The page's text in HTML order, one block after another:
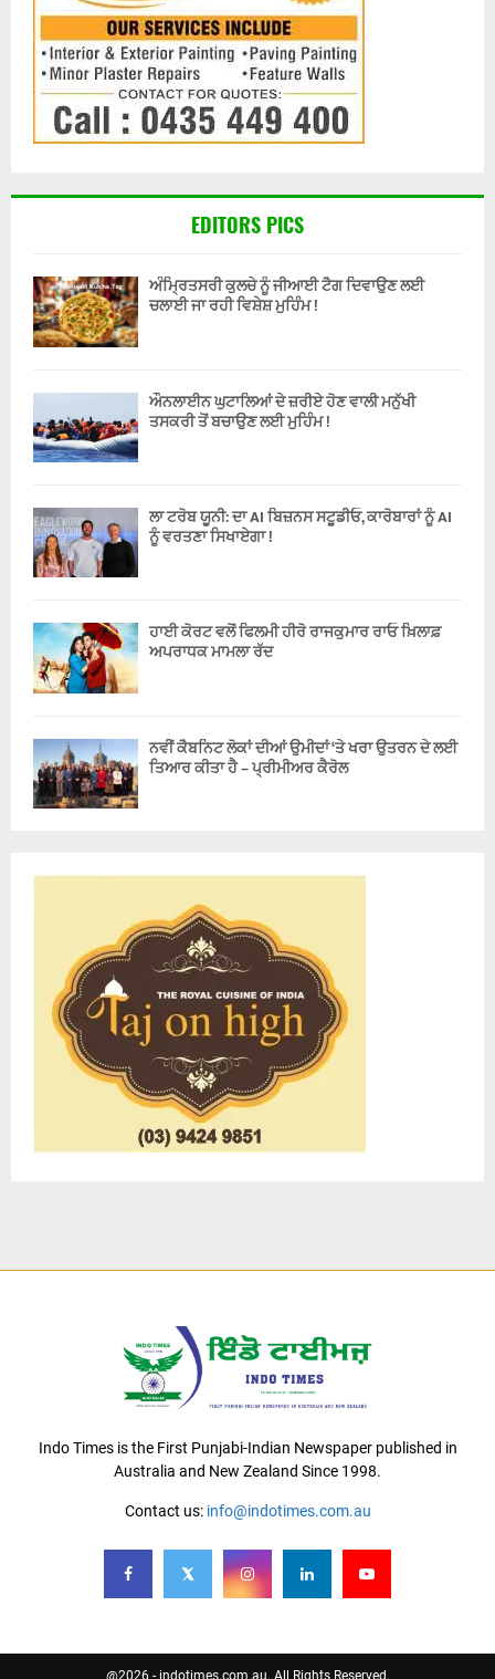
EDITORS PICS
ਅੰਮ੍ਰਿਤਸਰੀ ਕੁਲਚੇ ਨੂੰ ਜੀਆਈ ਟੈਗ ਦਿਵਾਉਣ ਲਈ
ਚਲਾਈ ਜਾ ਰਹੀ ਵਿਸ਼ੇਸ਼ ਮੁਹਿੰਮ !
ਔਨਲਾਈਨ ਘੁਟਾਲਿਆਂ ਦੇ ਜ਼ਰੀਏ ਹੋਣ ਵਾਲੀ ਮਨੁੱਖੀ
ਤਸਕਰੀ ਤੋਂ ਬਚਾਉਣ ਲਈ ਮੁਹਿੰਮ !
ਲਾ ਟਰੋਬ ਯੂਨੀ: ਦਾ AI ਬਿਜ਼ਨਸ ਸਟੂਡੀਓ, ਕਾਰੋਬਾਰਾਂ ਨੂੰ AI
ਨੂੰ ਵਰਤਣਾ ਸਿਖਾਏਗਾ !
ਹਾਈ ਕੋਰਟ ਵਲੋਂ ਫਿਲਮੀ ਹੀਰੋ ਰਾਜਕੁਮਾਰ ਰਾਓ ਖ਼ਿਲਾਫ਼
ਅਪਰਾਧਕ ਮਾਮਲਾ ਰੱਦ
ਨਵੀਂ ਕੈਬਨਿਟ ਲੋਕਾਂ ਦੀਆਂ ਉਮੀਦਾਂ ‘ਤੇ ਖਰਾ ਉਤਰਨ ਦੇ ਲਈ
ਤਿਆਰ ਕੀਤਾ ਹੈ – ਪ੍ਰੀਮੀਅਰ ਕੈਰੋਲ
Indo Times is the First Punjabi-Indian Newspaper published in
Australia and New Zealand Since 1998.
Contact us: info@indotimes.com.au
@2026 - indotimes.com.au. All Rights Reserved.